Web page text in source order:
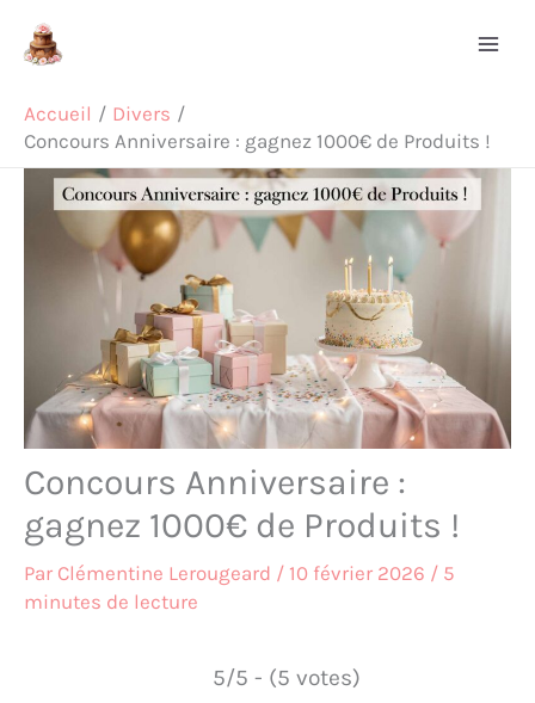
Accueil
Divers
Concours Anniversaire : gagnez 1000€ de Produits !
Concours Anniversaire :
gagnez 1000€ de Produits !
Par Clémentine Lerougeard / 10 février 2026 / 5
minutes de lecture
5/5 - (5 votes)
Rechercher